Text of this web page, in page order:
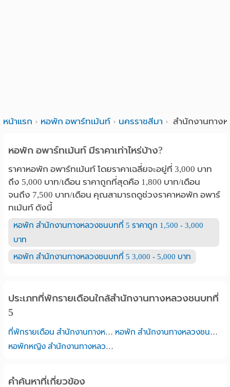
หน้าแรก หอพัก อพาร์ทเม้นท์ นครราชสีมา สำนักงานทาง
หอพัก อพาร์ทเม้นท์ มีราคาเท่าไหร่บ้าง?
ราคาหอพัก อพาร์ทเม้นท์ โดยราคาเฉลี่ยจะอยู่ที่ 3,000 บาท
ถึง 5,000 บาท/เดือน ราคาถูกที่สุดคือ 1,800 บาท/เดือน
จนถึง 7,500 บาท/เดือน คุณสามารถดูช่วงราคาหอพัก อพาร์
ทเม้นท์ ดังนี้
หอพัก สำนักงานทางหลวงชนบทที่ 5 ราคาถูก 1,500 - 3,000
บาท
หอพัก สำนักงานทางหลวงชนบทที่ 5 3,000 - 5,000 บาท
ประเภทที่พักรายเดือนใกล้สำนักงานทางหลวงชนบทที่
5
ที่พักรายเดือน สำนักงานทางหลวงชนบทที่ 5
หอพัก สำนักงานทางหลวงชนบทที่ 5
หอพักหญิง สำนักงานทางหลวงชนบทที่ 5
คำค้นหาที่เกี่ยวข้อง